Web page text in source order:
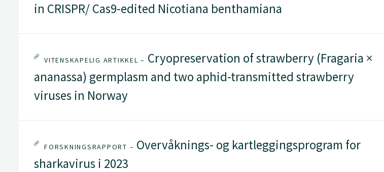
in CRISPR/ Cas9-edited Nicotiana benthamiana
VITENSKAPELIG ARTIKKEL – Cryopreservation of strawberry (Fragaria ×
ananassa) germplasm and two aphid-transmitted strawberry
viruses in Norway
FORSKNINGSRAPPORT – Overvåknings- og kartleggingsprogram for
sharkavirus i 2023